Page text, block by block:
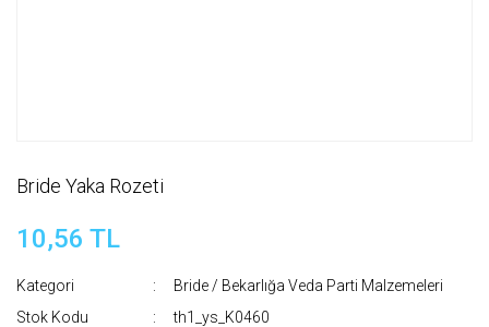
Bride Yaka Rozeti
10,56 TL
Kategori
Bride / Bekarlığa Veda Parti Malzemeleri
Stok Kodu
th1_ys_K0460